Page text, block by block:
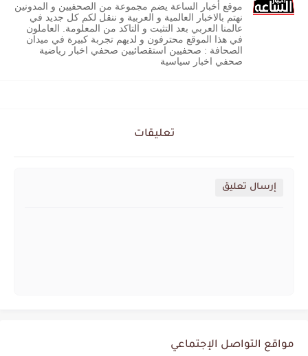
موقع أخبار الساعة يضم مجموعة من الصحفيين و المدونين
نهتم بالاخبار العالمية و العربية و ننقل لكم كل جديد في
عالمنا العربي بعد التثبت و التاكد من المعلومة. العاملون
في هذا الموقع محترفون و لديهم تجربة كبيرة في ميدان
الصحافة : صحفيين استقصائيين صحفي اخبار رياضية
صحفي اخبار سياسية
تعليقات
إرسال تعليق
مواقع التواصل الإجتماعي